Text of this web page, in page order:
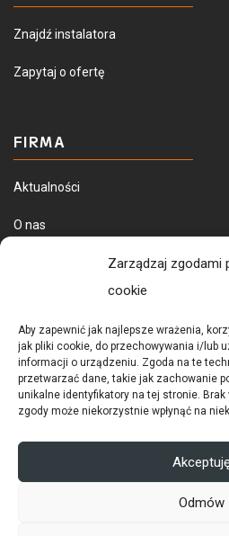
Zarządzaj zgodami
cookie
Aby zapewnić jak najlepsze wrażenia,
jak pliki cookie, do przechowywania i/lub
informacji o urządzeniu. Zgoda na te
przetwarzać dane, takie jak zachowanie
unikalne identyfikatory na tej stronie.
zgody może niekorzystnie wpłynąć na
Odmów
Znajdź instalatora
Zapytaj o ofertę
FIRMA
Aktualności
O nas
Dostawa towarów